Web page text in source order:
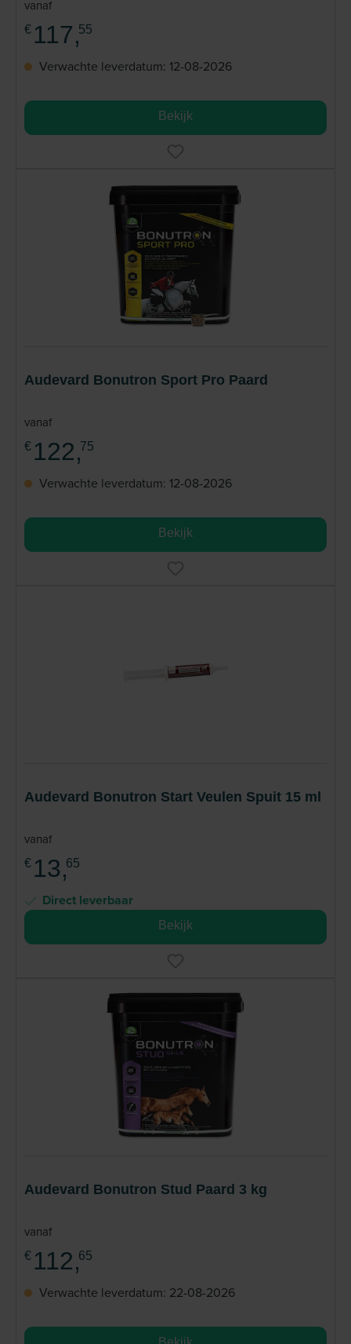
vanaf
€ 117,55
Verwachte leverdatum: 12-08-2026
Bekijk
Audevard Bonutron Sport Pro Paard
vanaf
€ 122,75
Verwachte leverdatum: 12-08-2026
Bekijk
Audevard Bonutron Start Veulen Spuit 15 ml
vanaf
€ 13,65
Direct leverbaar
Bekijk
Audevard Bonutron Stud Paard 3 kg
vanaf
€ 112,65
Verwachte leverdatum: 22-08-2026